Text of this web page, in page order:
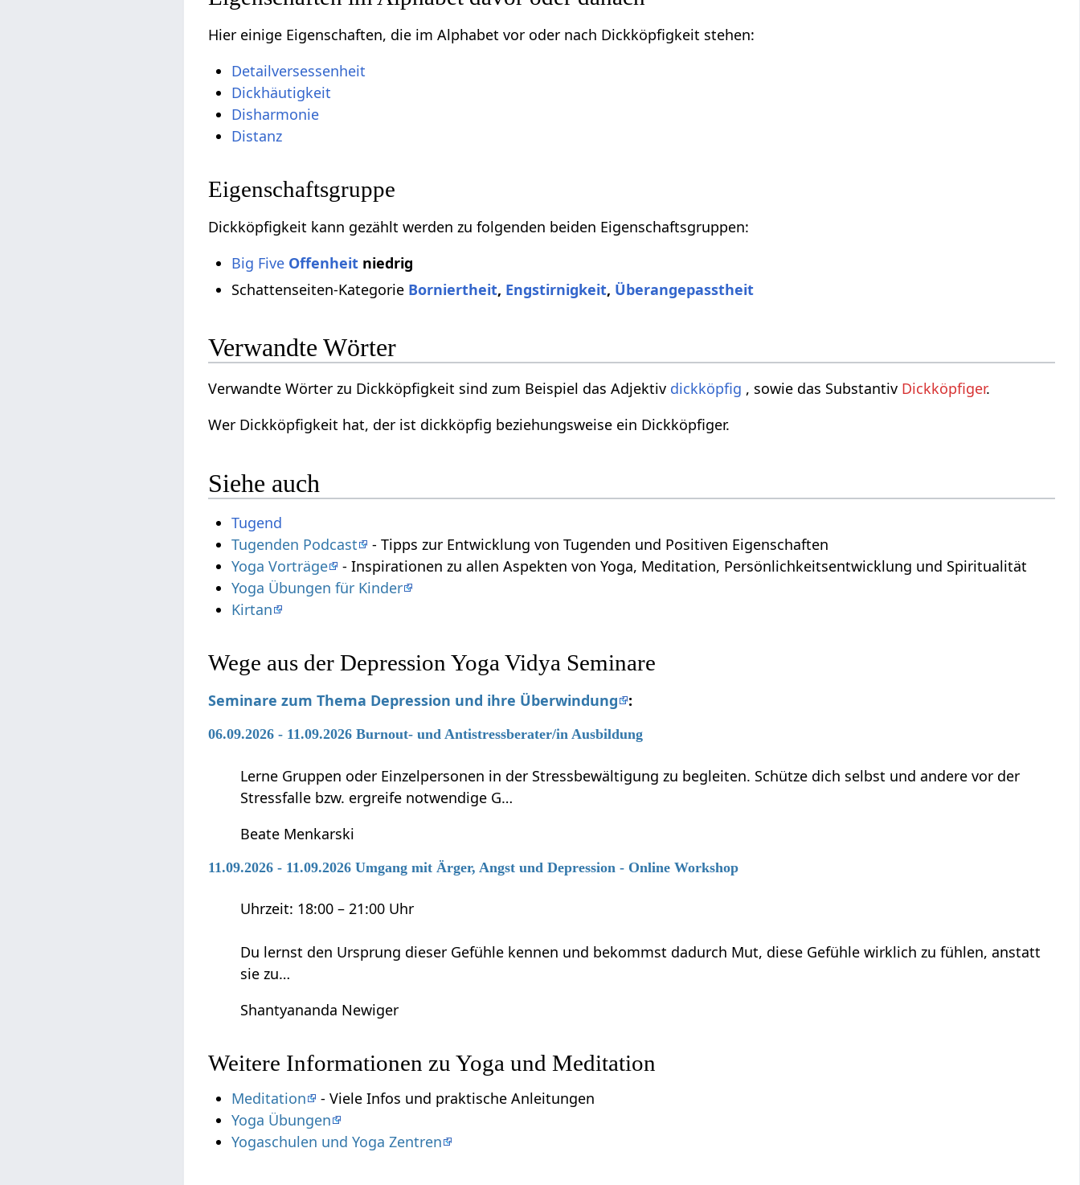
Hier einige Eigenschaften, die im Alphabet vor oder nach Dickköpfigkeit stehen:
Detailversessenheit
Dickhäutigkeit
Disharmonie
Distanz
Eigenschaftsgruppe
Dickköpfigkeit kann gezählt werden zu folgenden beiden Eigenschaftsgruppen:
Big Five Offenheit niedrig
Schattenseiten-Kategorie Borniertheit, Engstirnigkeit, Überangepasstheit
Verwandte Wörter
Verwandte Wörter zu Dickköpfigkeit sind zum Beispiel das Adjektiv dickköpfig , sowie das Substantiv Dickköpfiger.
Wer Dickköpfigkeit hat, der ist dickköpfig beziehungsweise ein Dickköpfiger.
Siehe auch
Tugend
Tugenden Podcast
- Tipps zur Entwicklung von Tugenden und Positiven Eigenschaften
Yoga Vorträge
- Inspirationen zu allen Aspekten von Yoga, Meditation, Persönlichkeitsentwicklung und Spiritualität
Yoga Übungen für Kinder
Kirtan
Wege aus der Depression Yoga Vidya Seminare
Seminare zum Thema Depression und ihre Überwindung :
06.09.2026 - 11.09.2026 Burnout- und Antistressberater/in Ausbildung
Lerne Gruppen oder Einzelpersonen in der Stressbewältigung zu begleiten. Schütze dich selbst und andere vor der
Stressfalle bzw. ergreife notwendige G…
Beate Menkarski
11.09.2026 - 11.09.2026 Umgang mit Ärger, Angst und Depression - Online Workshop
Uhrzeit: 18:00 – 21:00 Uhr
Du lernst den Ursprung dieser Gefühle kennen und bekommst dadurch Mut, diese Gefühle wirklich zu fühlen, anstatt
sie zu…
Shantyananda Newiger
Weitere Informationen zu Yoga und Meditation
Meditation
- Viele Infos und praktische Anleitungen
Yoga Übungen
Yogaschulen und Yoga Zentren